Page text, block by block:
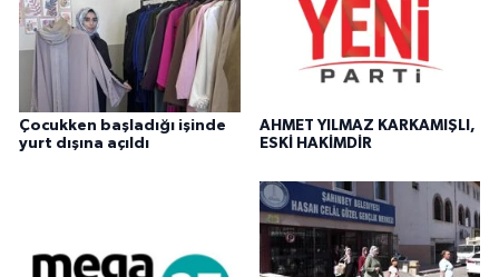
Çocukken başladığı işinde
yurt dışına açıldı
AHMET YILMAZ KARKAMIŞLI,
ESKİ HAKİMDİR